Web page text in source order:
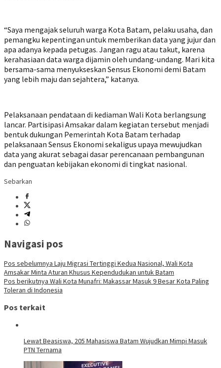
“Saya mengajak seluruh warga Kota Batam, pelaku usaha, dan
pemangku kepentingan untuk memberikan data yang jujur dan
apa adanya kepada petugas. Jangan ragu atau takut, karena
kerahasiaan data warga dijamin oleh undang-undang. Mari kita
bersama-sama menyukseskan Sensus Ekonomi demi Batam
yang lebih maju dan sejahtera,” katanya.
Pelaksanaan pendataan di kediaman Wali Kota berlangsung
lancar. Partisipasi Amsakar dalam kegiatan tersebut menjadi
bentuk dukungan Pemerintah Kota Batam terhadap
pelaksanaan Sensus Ekonomi sekaligus upaya mewujudkan
data yang akurat sebagai dasar perencanaan pembangunan
dan penguatan kebijakan ekonomi di tingkat nasional.
Sebarkan
Navigasi pos
Pos sebelumnya Laju Migrasi Tertinggi Kedua Nasional, Wali Kota
Amsakar Minta Aturan Khusus Kependudukan untuk Batam
Pos berikutnya Wali Kota Munafri: Makassar Masuk 9 Besar Kota Paling
Toleran di Indonesia
Pos terkait
Lewat Beasiswa, 205 Mahasiswa Batam Wujudkan Mimpi Masuk
PTN Ternama